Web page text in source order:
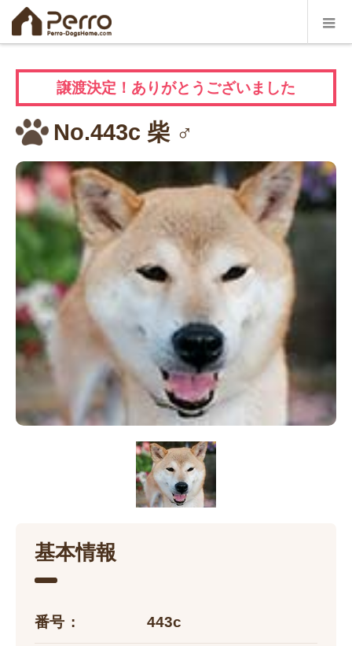
譲渡決定！ありがとうございました
No.443c 柴 ♂
基本情報
番号 443c